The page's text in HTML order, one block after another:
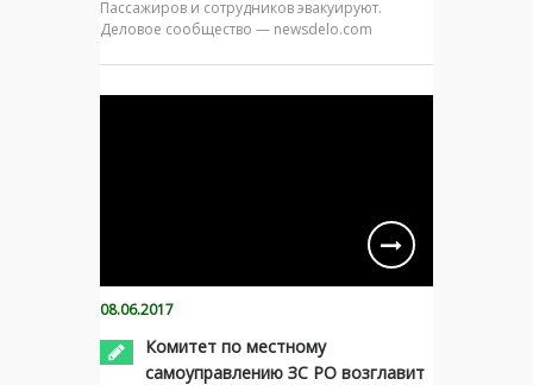
Пассажиров и сотрудников эвакуируют.
Деловое сообщество — newsdelo.com
08.06.2017
Комитет по местному
самоуправлению ЗС РО возглавит